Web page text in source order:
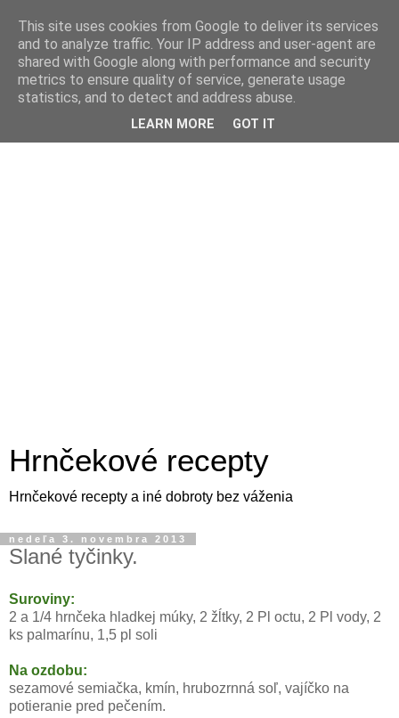
Hrnčekové recepty
Hrnčekové recepty a iné dobroty bez váženia
nedeľa 3. novembra 2013
Slané tyčinky.
Suroviny:
2 a 1/4 hrnčeka hladkej múky, 2 žĺtky, 2 Pl octu, 2 Pl vody, 2
ks palmarínu, 1,5 pl soli
Na ozdobu:
sezamové semiačka, kmín, hrubozrnná soľ, vajíčko na
potieranie pred pečením.
This site uses cookies from Google to deliver its services
and to analyze traffic. Your IP address and user-agent are
shared with Google along with performance and security
metrics to ensure quality of service, generate usage
statistics, and to detect and address abuse.
LEARN MORE GOT IT